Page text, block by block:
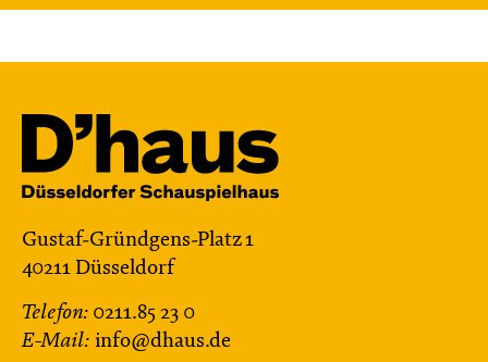
Gustaf-Gründgens-Platz 1
40211 Düsseldorf
Telefon: 0211.85 23 0
E-Mail: info@dhaus.de